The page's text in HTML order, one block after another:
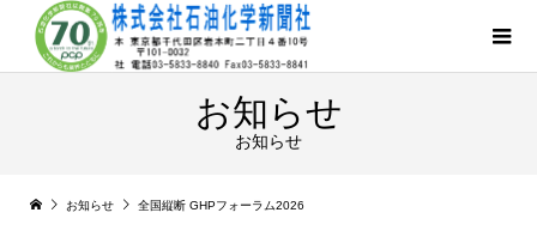
お知らせ
お知らせ
お知らせ 全国縦断 GHPフォーラム2026